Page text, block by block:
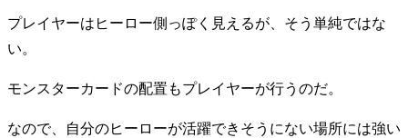
プレイヤーはヒーロー側っぽく見えるが、そう単純ではな
い。
モンスターカードの配置もプレイヤーが行うのだ。
なので、自分のヒーローが活躍できそうにない場所には強い